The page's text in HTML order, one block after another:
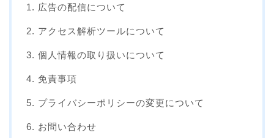
1. 広告の配信について
2. アクセス解析ツールについて
3. 個人情報の取り扱いについて
4. 免責事項
5. プライバシーポリシーの変更について
6. お問い合わせ